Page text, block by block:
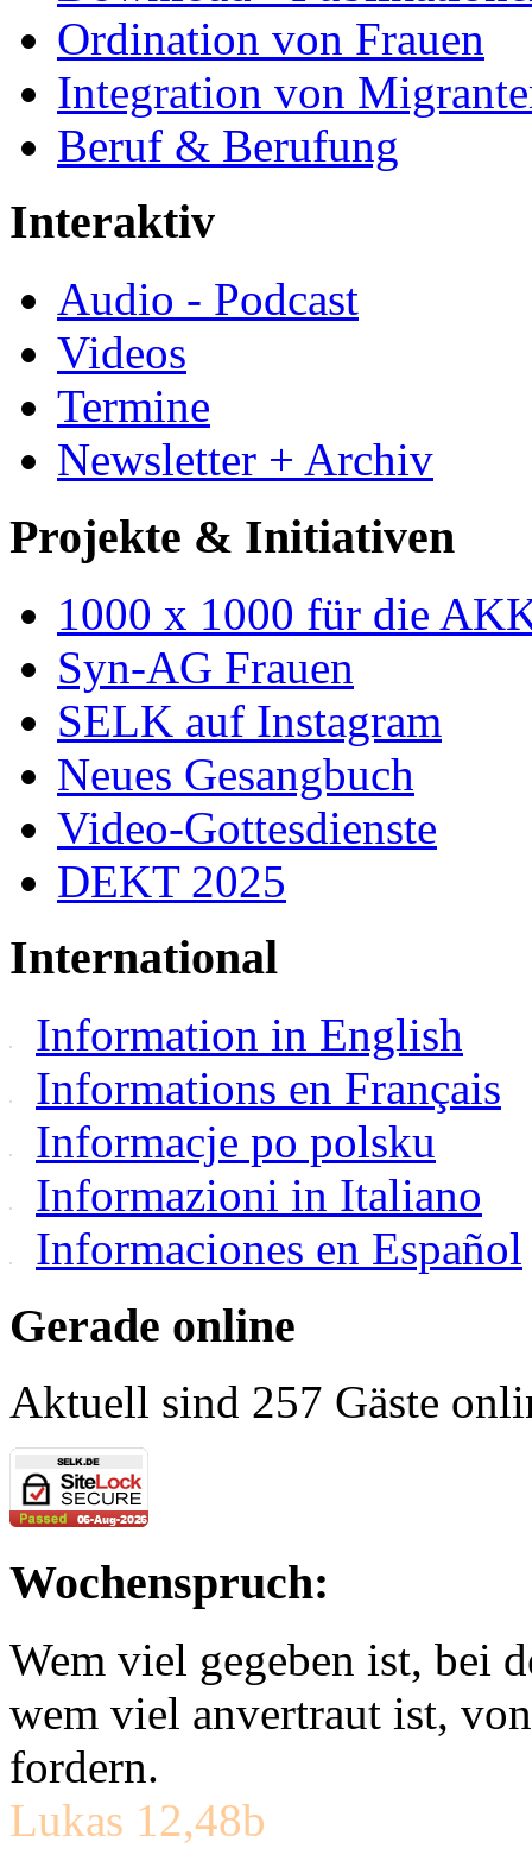
Ordination von Frauen
Integration von
Beruf & Berufung
Interaktiv
Audio - Podcast
Videos
Termine
Newsletter + Archiv
Projekte & Initiativen
1000 x 1000 für die
Syn-AG Frauen
SELK auf Instagram
Neues Gesangbuch
Video-Gottesdienste
DEKT 2025
International
Information in English
Informations en Français
Informacje po polsku
Informazioni in Italiano
Informaciones en Español
Gerade online
Aktuell sind 257 Gäste
Wochenspruch:
Wem viel gegeben ist, bei
wem viel anvertraut ist,
fordern.
Lukas 12,48b